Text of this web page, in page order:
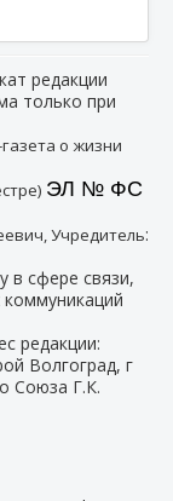
редакции
только при
о жизни
ЭЛ № ФС
Учредитель:
в сфере связи,
редакции:
Волгоград, г
Союза Г.К.